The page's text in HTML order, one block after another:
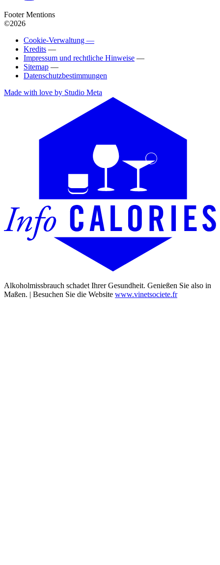
Footer Mentions
©2026
Cookie-Verwaltung —
Kredits —
Impressum und rechtliche Hinweise —
Sitemap —
Datenschutzbestimmungen
Made with love by Studio Meta
Alkoholmissbrauch schadet Ihrer Gesundheit. Genießen Sie also in
Maßen. | Besuchen Sie die Website www.vinetsociete.fr